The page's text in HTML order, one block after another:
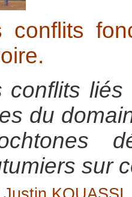
conflits
conflits
du
sur